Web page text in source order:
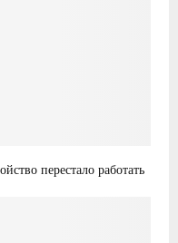
перестало работать